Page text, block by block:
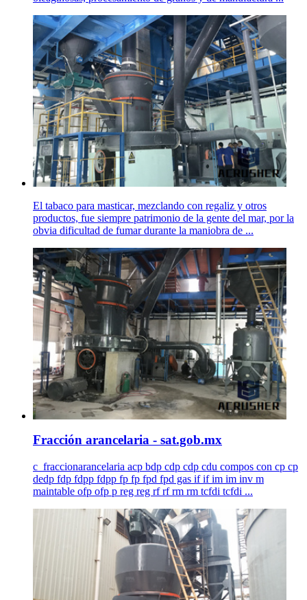
El tabaco para masticar, mezclando con regaliz y otros
productos, fue siempre patrimonio de la gente del mar, por la
obvia dificultad de fumar durante la maniobra de ...
Fracción arancelaria - sat.gob.mx
c_fraccionarancelaria acp bdp cdp cdp cdu compos con cp cp
dedp fdp fdpp fdpp fp fp fpd fpd gas if if im im inv m
maintable ofp ofp p reg reg rf rf rm rm tcfdi tcfdi ...